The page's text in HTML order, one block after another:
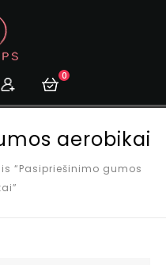
0
aerobikai
“Pasipriešinimo gumos